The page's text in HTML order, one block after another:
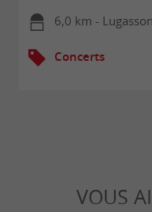
6,0 km - Lugasson
Concerts
VOUS